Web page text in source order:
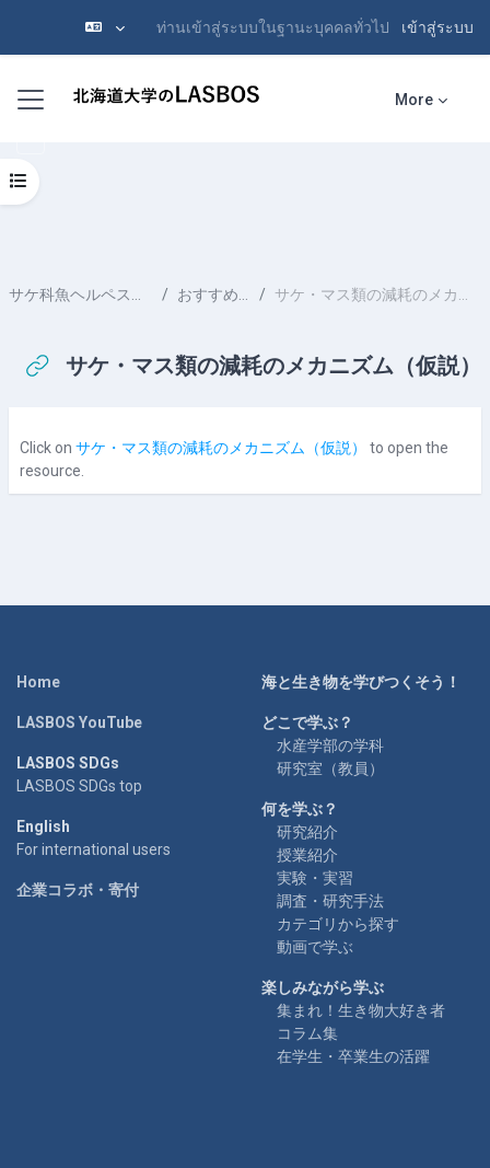
ท่านเข้าสู่ระบบในฐานะบุคคลทั่วไป เข้าสู่ระบบ
Side panel More
サケ科魚ヘルペスウイルス病 おすすめコース サケ・マス類の減耗のメカニズム（仮説）
サケ・マス類の減耗のメカニズム（仮説）
Open course index
Click on サケ・マス類の減耗のメカニズム（仮説）
to open the
resource.
Home
LASBOS YouTube
LASBOS SDGs
LASBOS SDGs top
English
For international users
企業コラボ・寄付
海と生き物を学びつくそう！
どこで学ぶ？
水産学部の学科
研究室（教員）
何を学ぶ？
研究紹介
授業紹介
実験・実習
調査・研究手法
カテゴリから探す
動画で学ぶ
楽しみながら学ぶ
集まれ！生き物大好き者
コラム集
在学生・卒業生の活躍